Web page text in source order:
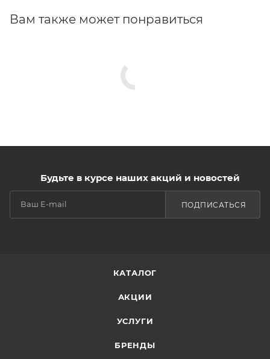
Вам также может понравиться
Будьте в курсе наших акций и новостей
ПОДПИСАТЬСЯ
КАТАЛОГ
АКЦИИ
УСЛУГИ
БРЕНДЫ